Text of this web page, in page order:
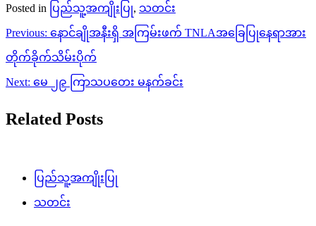
Posted in ပြည်သူ့အကျိုးပြု, သတင်း
Post
navigation
Previous: နောင်ချိုအနီးရှိ အကြမ်းဖက် TNLAအခြေပြုနေရာအား
တိုက်ခိုက်သိမ်းပိုက်
Next: မေ ၂၉ ကြာသပတေး မနက်ခင်း
Related Posts
ပြည်သူ့အကျိုးပြု
သတင်း